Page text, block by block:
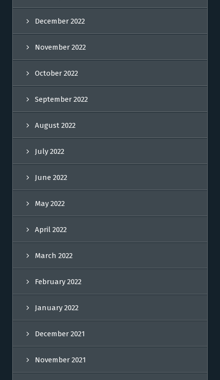
December 2022
November 2022
October 2022
September 2022
August 2022
July 2022
June 2022
May 2022
April 2022
March 2022
February 2022
January 2022
December 2021
November 2021